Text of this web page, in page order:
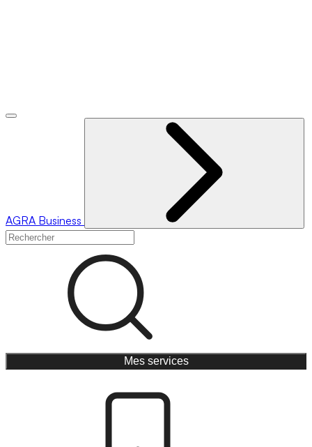
AGRA Business
Mes services